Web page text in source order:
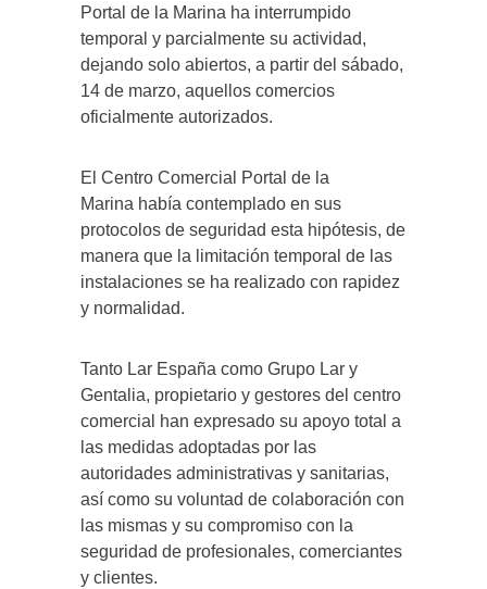
Portal de la Marina ha interrumpido
temporal y parcialmente su actividad,
dejando solo abiertos, a partir del sábado,
14 de marzo, aquellos comercios
oficialmente autorizados.
El Centro Comercial Portal de la
Marina había contemplado en sus
protocolos de seguridad esta hipótesis, de
manera que la limitación temporal de las
instalaciones se ha realizado con rapidez
y normalidad.
Tanto Lar España como Grupo Lar y
Gentalia, propietario y gestores del centro
comercial han expresado su apoyo total a
las medidas adoptadas por las
autoridades administrativas y sanitarias,
así como su voluntad de colaboración con
las mismas y su compromiso con la
seguridad de profesionales, comerciantes
y clientes.